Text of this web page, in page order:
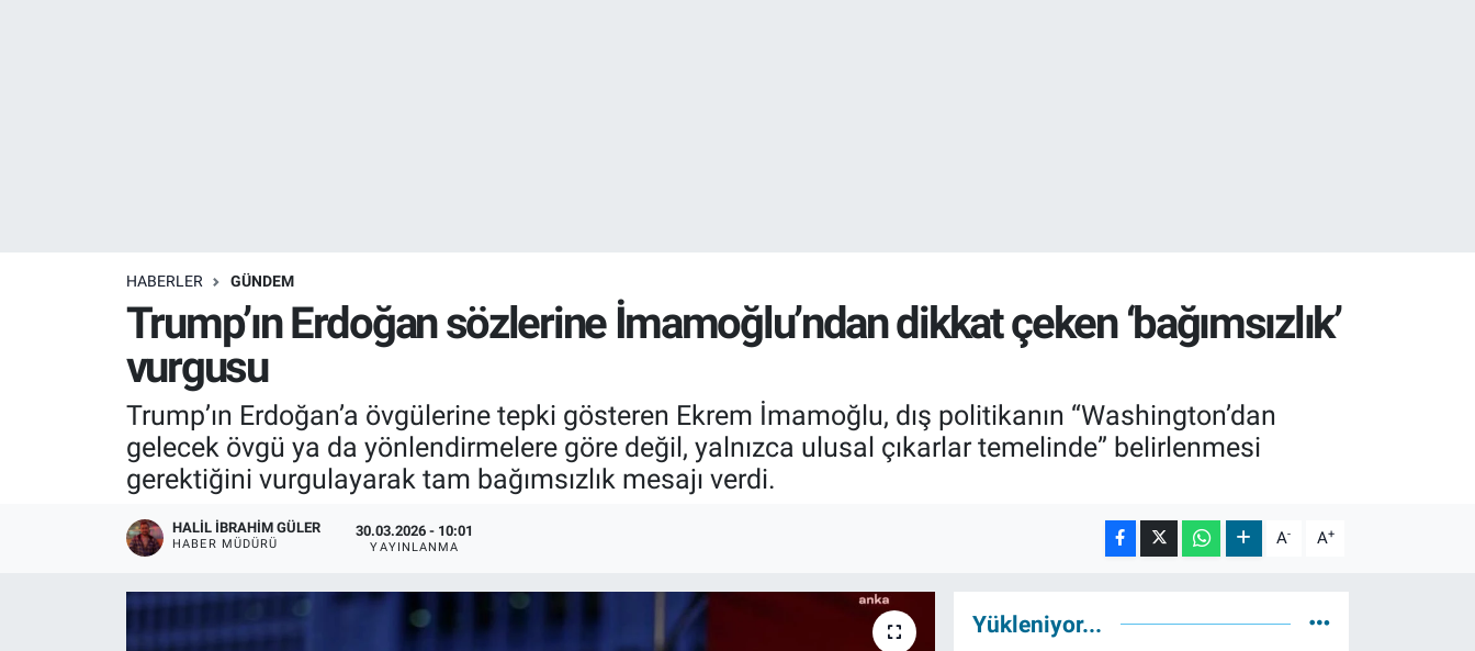
HABERLER GÜNDEM
Trump’ın Erdoğan sözlerine İmamoğlu’ndan dikkat çeken ‘bağımsızlık’
vurgusu
Trump’ın Erdoğan’a övgülerine tepki gösteren Ekrem İmamoğlu, dış politikanın “Washington’dan
gelecek övgü ya da yönlendirmelere göre değil, yalnızca ulusal çıkarlar temelinde” belirlenmesi
gerektiğini vurgulayarak tam bağımsızlık mesajı verdi.
HALIL İBRAHIM GÜLER
HABER MÜDÜRÜ
30.03.2026 - 10:01
YAYINLANMA A- A+
Yükleniyor...